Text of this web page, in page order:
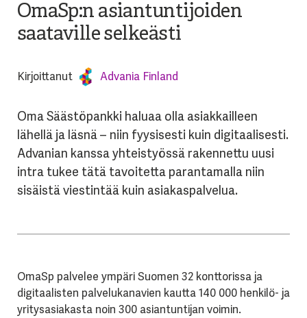
OmaSp:n asiantuntijoiden
saataville selkeästi
Kirjoittanut Advania Finland
Oma Säästöpankki haluaa olla asiakkailleen
lähellä ja läsnä – niin fyysisesti kuin digitaalisesti.
Advanian kanssa yhteistyössä rakennettu uusi
intra tukee tätä tavoitetta parantamalla niin
sisäistä viestintää kuin asiakaspalvelua.
OmaSp palvelee ympäri Suomen 32 konttorissa ja
digitaalisten palvelukanavien kautta 140 000 henkilö- ja
yritysasiakasta noin 300 asiantuntijan voimin.